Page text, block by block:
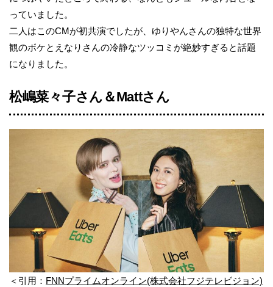
っていました。
二人はこのCMが初共演でしたが、ゆりやんさんの独特な世界
観のボケとえなりさんの冷静なツッコミが絶妙すぎると話題
になりました。
松嶋菜々子さん＆Mattさん
＜引用： FNNプライムオンライン(株式会社フジテレビジョン)